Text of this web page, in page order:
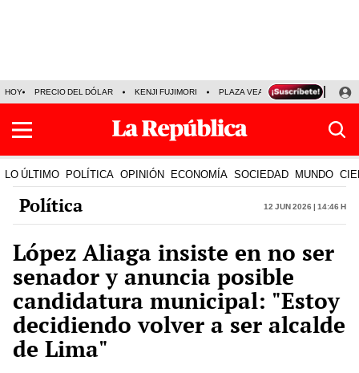
HOY PRECIO DEL DÓLAR KENJI FUJIMORI PLAZA VEA FERIADOS
LO ÚLTIMO POLÍTICA OPINIÓN ECONOMÍA SOCIEDAD MUNDO
Política 12 Jun 2026 | 14:46 h
López Aliaga insiste en no ser
senador y anuncia posible
candidatura municipal: "Estoy
decidiendo volver a ser alcalde
de Lima"